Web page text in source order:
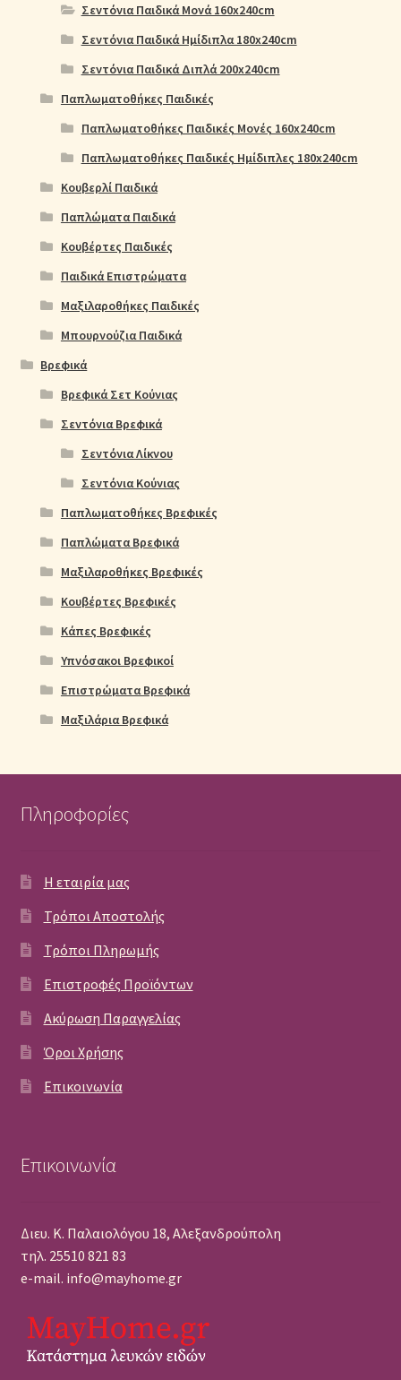
Σεντόνια Παιδικά Μονά 160x240cm
Σεντόνια Παιδικά Ημίδιπλα 180x240cm
Σεντόνια Παιδικά Διπλά 200x240cm
Παπλωματοθήκες Παιδικές
Παπλωματοθήκες Παιδικές Μονές 160x240cm
Παπλωματοθήκες Παιδικές Ημίδιπλες 180x240cm
Κουβερλί Παιδικά
Παπλώματα Παιδικά
Κουβέρτες Παιδικές
Παιδικά Επιστρώματα
Μαξιλαροθήκες Παιδικές
Μπουρνούζια Παιδικά
Βρεφικά
Βρεφικά Σετ Κούνιας
Σεντόνια Βρεφικά
Σεντόνια Λίκνου
Σεντόνια Κούνιας
Παπλωματοθήκες Βρεφικές
Παπλώματα Βρεφικά
Μαξιλαροθήκες Βρεφικές
Κουβέρτες Βρεφικές
Κάπες Βρεφικές
Υπνόσακοι Βρεφικοί
Επιστρώματα Βρεφικά
Μαξιλάρια Βρεφικά
Πληροφορίες
Η εταιρία μας
Τρόποι Αποστολής
Τρόποι Πληρωμής
Επιστροφές Προϊόντων
Ακύρωση Παραγγελίας
Όροι Χρήσης
Επικοινωνία
Επικοινωνία
Διευ. Κ. Παλαιολόγου 18, Αλεξανδρούπολη
τηλ. 25510 821 83
e-mail. info@mayhome.gr